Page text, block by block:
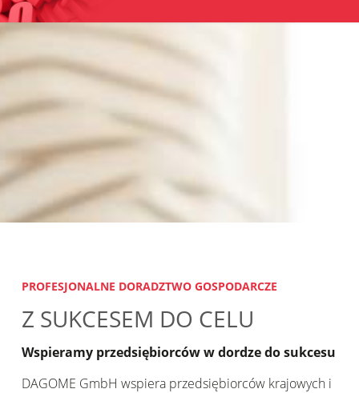
PROFESJONALNE DORADZTWO GOSPODARCZE
Z SUKCESEM DO CELU
Wspieramy przedsiębiorców w dordze do sukcesu
DAGOME GmbH wspiera przedsiębiorców krajowych i